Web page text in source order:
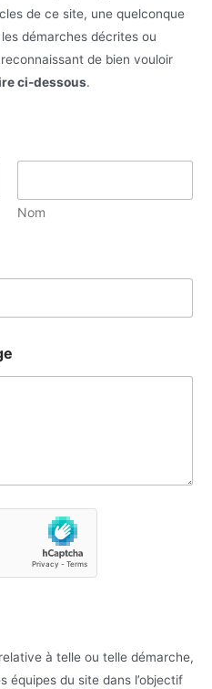
de ce site, une quelconque
démarches décrites ou
de bien vouloir
ci-dessous.
Nom
à telle ou telle démarche,
équipes du site dans l’objectif